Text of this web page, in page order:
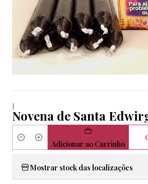
|
Novena de Santa
QuantidadeAdicionar ao Carrinho
Mostrar stock das localizações